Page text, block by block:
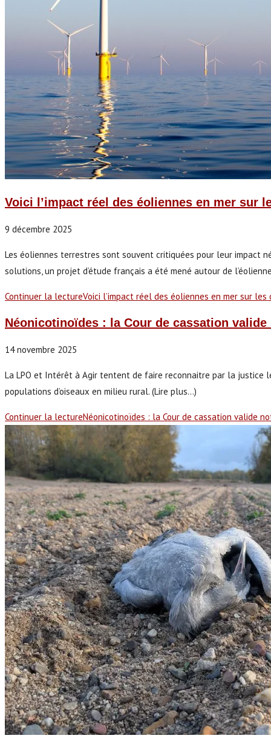
Voici l’impact réel des éoliennes en mer sur
9 décembre 2025
Les éoliennes terrestres sont souvent critiquées pour leur impact
solutions, un projet d’étude français a été mené autour de
Continuer la lectureVoici l’impact réel des éoliennes en mer sur
Néonicotinoïdes : la Cour de cassation
14 novembre 2025
La LPO et Intérêt à Agir tentent de faire reconnaitre par la justice
populations d’oiseaux en milieu rural. (Lire plus...)
Continuer la lectureNéonicotinoïdes : la Cour de cassation valide